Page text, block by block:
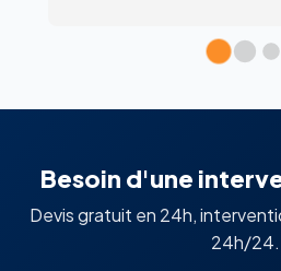
Besoin d'une
Devis gratuit en 24h,
24h/24.